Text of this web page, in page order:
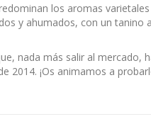
los aromas
y ahumados, con un tanino
nada más salir al mercado,
2014. ¡Os animamos a